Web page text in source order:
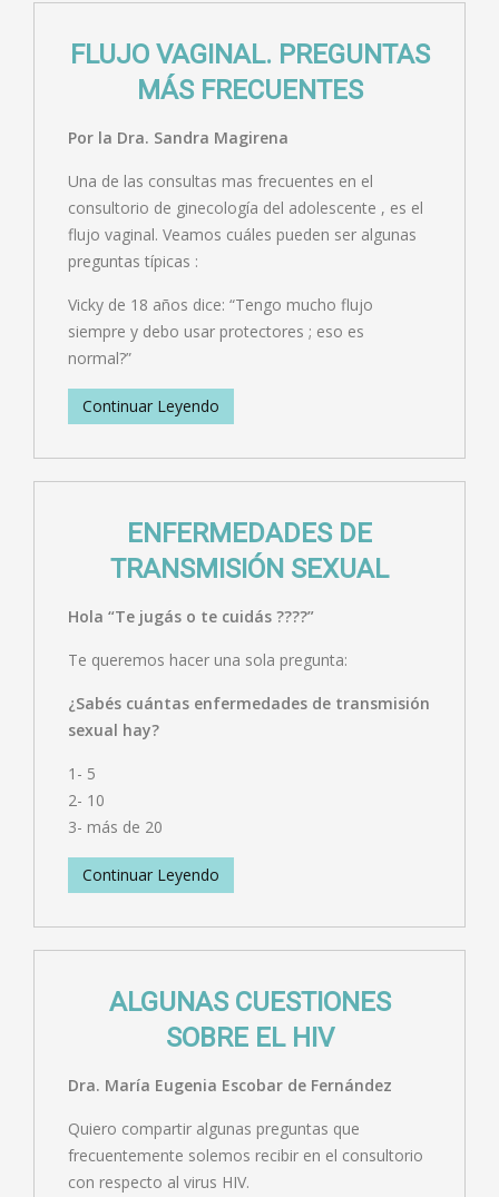
FLUJO VAGINAL. PREGUNTAS
MÁS FRECUENTES
Por la Dra. Sandra Magirena
Una de las consultas mas frecuentes en el
consultorio de ginecología del adolescente , es el
flujo vaginal. Veamos cuáles pueden ser algunas
preguntas típicas :
Vicky de 18 años dice: “Tengo mucho flujo
siempre y debo usar protectores ; eso es
normal?”
Continuar Leyendo
ENFERMEDADES DE
TRANSMISIÓN SEXUAL
Hola “Te jugás o te cuidás ????”
Te queremos hacer una sola pregunta:
¿Sabés cuántas enfermedades de transmisión
sexual hay?
1- 5
2- 10
3- más de 20
Continuar Leyendo
ALGUNAS CUESTIONES
SOBRE EL HIV
Dra. María Eugenia Escobar de Fernández
Quiero compartir algunas preguntas que
frecuentemente solemos recibir en el consultorio
con respecto al virus HIV.